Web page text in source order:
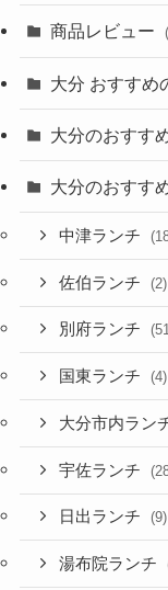
商品レビュー
大分 おすすめ
大分のおすす
大分のおすす
中津ランチ
佐伯ランチ (2)
別府ランチ
国東ランチ (4)
大分市内ラン
宇佐ランチ
日出ランチ (9)
湯布院ランチ